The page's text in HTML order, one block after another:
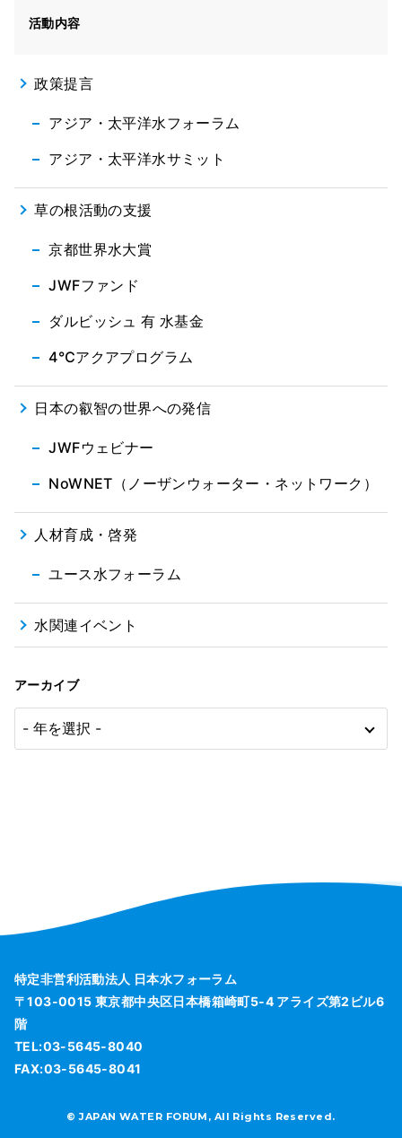
活動内容
政策提言
アジア・太平洋水フォーラム
アジア・太平洋水サミット
草の根活動の支援
京都世界水大賞
JWFファンド
ダルビッシュ 有 水基金
4℃アクアプログラム
日本の叡智の世界への発信
JWFウェビナー
NoWNET（ノーザンウォーター・ネットワーク）
人材育成・啓発
ユース水フォーラム
水関連イベント
アーカイブ
特定非営利活動法人 日本水フォーラム
〒103-0015 東京都中央区日本橋箱崎町5-4 アライズ第2ビル6
階
TEL:03-5645-8040
FAX:03-5645-8041
© JAPAN WATER FORUM, All Rights Reserved.